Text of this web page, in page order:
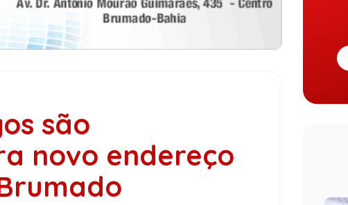
são
novo endereço